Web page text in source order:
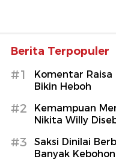
Berita Terpopuler
#1
Komentar
Bikin Heboh
#2
Kemampuan
Nikita Willy
#3
Saksi Dinilai
Banyak